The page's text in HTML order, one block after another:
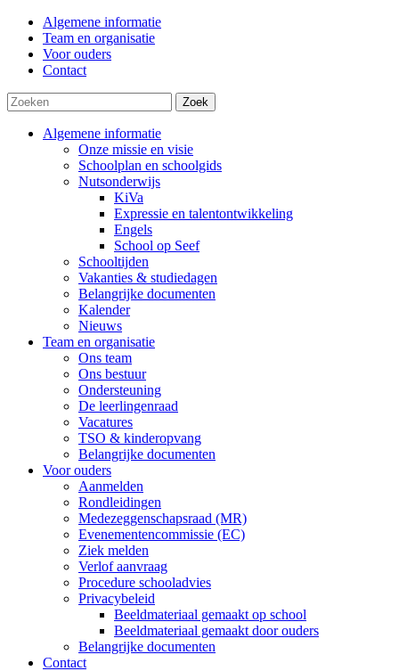
Algemene informatie
Team en organisatie
Voor ouders
Contact
Zoek
Algemene informatie
Onze missie en visie
Schoolplan en schoolgids
Nutsonderwijs
KiVa
Expressie en talentontwikkeling
Engels
School op Seef
Schooltijden
Vakanties & studiedagen
Belangrijke documenten
Kalender
Nieuws
Team en organisatie
Ons team
Ons bestuur
Ondersteuning
De leerlingenraad
Vacatures
TSO & kinderopvang
Belangrijke documenten
Voor ouders
Aanmelden
Rondleidingen
Medezeggenschapsraad (MR)
Evenementencommissie (EC)
Ziek melden
Verlof aanvraag
Procedure schooladvies
Privacybeleid
Beeldmateriaal gemaakt op school
Beeldmateriaal gemaakt door ouders
Belangrijke documenten
Contact